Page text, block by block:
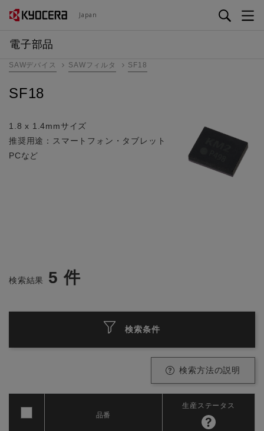
Japan
電子部品
SAWデバイス SAWフィルタ SF18
SF18
1.8 x 1.4mmサイズ
推奨用途：スマートフォン・タブレット
PCなど
検索結果 5 件
検索条件
検索方法の説明
品番
生産ステータス